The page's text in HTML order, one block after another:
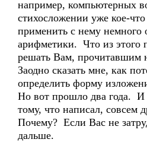
например, компьютерных
стихосложении уже кое-
применить с нему немного
арифметики. Что из этого
решать Вам, прочитавшим
Заодно сказать мне, как
определить форму
Но вот прошло два года. И
тому, что написал, совсем
Почему? Если Вас не
дальше.